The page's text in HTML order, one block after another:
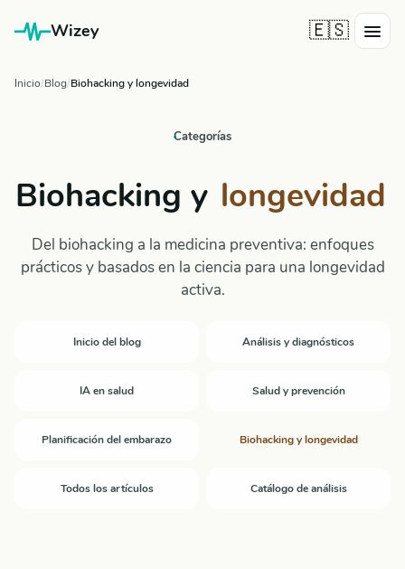
Wizey 🇪🇸
Inicio Blog Biohacking y longevidad
Categorías
Biohacking y longevidad
Del biohacking a la medicina preventiva: enfoques
prácticos y basados en la ciencia para una longevidad
activa.
Inicio del blog Análisis y diagnósticos
IA en salud Salud y prevención
Planificación del embarazo Biohacking y longevidad
Todos los artículos Catálogo de análisis